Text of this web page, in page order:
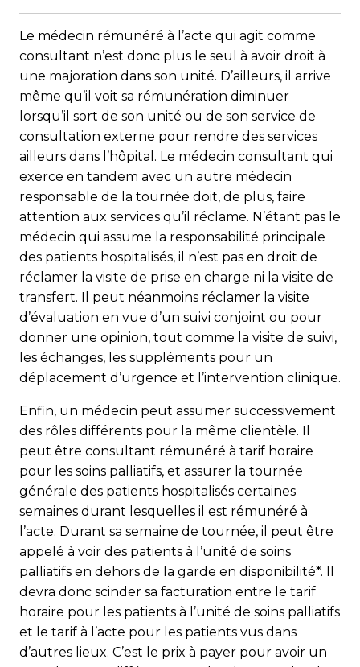
Le médecin rémunéré à l’acte qui agit comme
consultant n’est donc plus le seul à avoir droit à
une majoration dans son unité. D’ailleurs, il arrive
même qu’il voit sa rémunération diminuer
lorsqu’il sort de son unité ou de son service de
consultation externe pour rendre des services
ailleurs dans l’hôpital. Le médecin consultant qui
exerce en tandem avec un autre médecin
responsable de la tournée doit, de plus, faire
attention aux services qu’il réclame. N’étant pas le
médecin qui assume la responsabilité principale
des patients hospitalisés, il n’est pas en droit de
réclamer la visite de prise en charge ni la visite de
transfert. Il peut néanmoins réclamer la visite
d’évaluation en vue d’un suivi conjoint ou pour
donner une opinion, tout comme la visite de suivi,
les échanges, les suppléments pour un
déplacement d’urgence et l’intervention clinique.
Enfin, un médecin peut assumer successivement
des rôles différents pour la même clientèle. Il
peut être consultant rémunéré à tarif horaire
pour les soins palliatifs, et assurer la tournée
générale des patients hospitalisés certaines
semaines durant lesquelles il est rémunéré à
l’acte. Durant sa semaine de tournée, il peut être
appelé à voir des patients à l’unité de soins
palliatifs en dehors de la garde en disponibilité*. Il
devra donc scinder sa facturation entre le tarif
horaire pour les patients à l’unité de soins palliatifs
et le tarif à l’acte pour les patients vus dans
d’autres lieux. C’est le prix à payer pour avoir un